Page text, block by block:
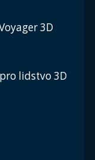
3D
lidstvo 3D